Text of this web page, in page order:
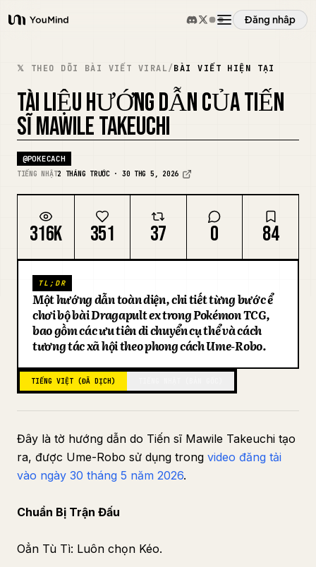
YouMind
Đăng nhập
Tổng quan
Các trường hợp sử dụng
Kỹ năng
Lời nhắc
Giá cả
Tải xuống
Blog
Cập nhật
𝕏 THEO DÕI BÀI VIẾT VIRAL/BÀI VIẾT HIỆN TẠI
TÀI LIỆU HƯỚNG DẪN CỦA TIẾN
SĨ MAWILE TAKEUCHI
@POKECACH
TIẾNG NHẬT2 THÁNG TRƯỚC · 30 THG 5, 2026
316K 351 37 0 84
TL;DR
Một hướng dẫn toàn diện, chi tiết từng bước để
chơi bộ bài Dragapult ex trong Pokémon TCG,
bao gồm các ưu tiên di chuyển cụ thể và cách
tương tác xã hội theo phong cách Ume-Robo.
TIẾNG VIỆT (ĐÃ DỊCH)
Đây là tờ hướng dẫn do Tiến sĩ Mawile Takeuchi tạo
ra, được Ume-Robo sử dụng trong video đăng tải
vào ngày 30 tháng 5 năm 2026.
Chuẩn Bị Trận Đấu
Oẳn Tù Tì: Luôn chọn Kéo.